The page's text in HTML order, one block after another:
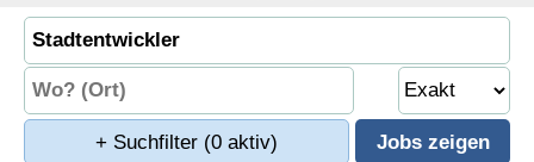
+ Suchfilter (0 aktiv)